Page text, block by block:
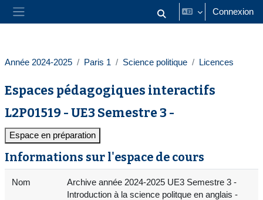
Passer au contenu principal
Panneau latéral Activer/désactiver la saisie
Connexion
Année 2024-2025 Paris 1 Science politique Licences
Espaces pédagogiques interactifs
L2P01519 - UE3 Semestre 3 -
Espace en préparation
Informations sur l'espace de cours
Nom
Archive année 2024-2025 UE3 Semestre 3 -
Introduction à la science politque en anglais -